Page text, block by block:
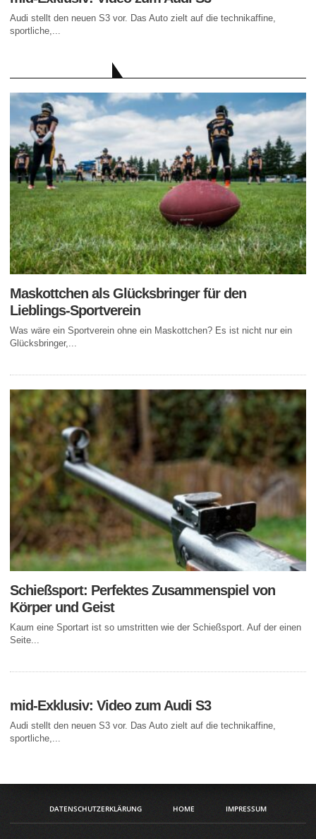
Audi stellt den neuen S3 vor. Das Auto zielt auf die technikaffine,
sportliche,...
Maskottchen als Glücksbringer für den
Lieblings-Sportverein
Was wäre ein Sportverein ohne ein Maskottchen? Es ist nicht nur ein
Glücksbringer,...
Schießsport: Perfektes Zusammenspiel von
Körper und Geist
Kaum eine Sportart ist so umstritten wie der Schießsport. Auf der einen
Seite...
mid-Exklusiv: Video zum Audi S3
Audi stellt den neuen S3 vor. Das Auto zielt auf die technikaffine,
sportliche,...
DATENSCHUTZERKLÄRUNG HOME IMPRESSUM